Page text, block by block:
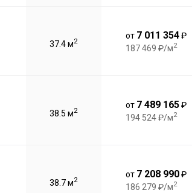
37.4 м2
от 7 011 354₽
187 469 ₽/м2
38.5 м2
от 7 489 165₽
194 524 ₽/м2
38.7 м2
от 7 208 990₽
186 279 ₽/м2